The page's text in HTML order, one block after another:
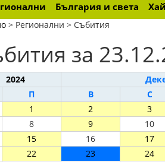
България и света
> Регионални > Събития
за
2024
П В С
1 2 3
8 9 10
15 16 17
22 23 24